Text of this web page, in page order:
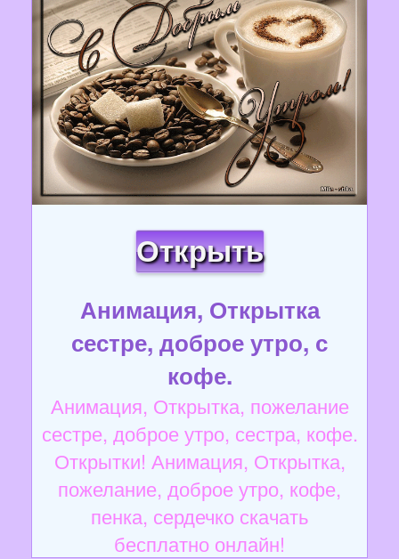
Открыть
Анимация, Открытка
сестре, доброе утро, с
кофе.
Анимация, Открытка, пожелание
сестре, доброе утро, сестра, кофе.
Открытки! Анимация, Открытка,
пожелание, доброе утро, кофе,
пенка, сердечко скачать
бесплатно онлайн!